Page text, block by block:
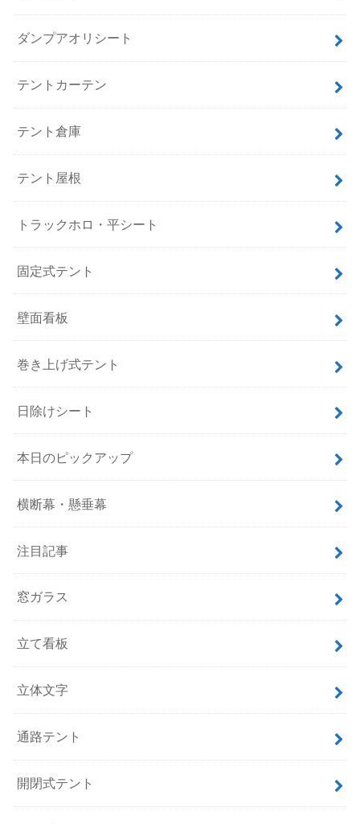
ダンプアオリシート
テントカーテン
テント倉庫
テント屋根
トラックホロ・平シート
固定式テント
壁面看板
巻き上げ式テント
日除けシート
本日のピックアップ
横断幕・懸垂幕
注目記事
窓ガラス
立て看板
立体文字
通路テント
開閉式テント